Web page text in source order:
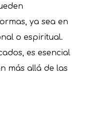
ya sea en
o espiritual.
es esencial
más allá de las